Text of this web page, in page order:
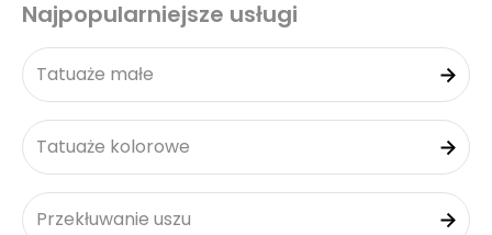
Najpopularniejsze usługi
Tatuaże małe
Tatuaże kolorowe
Przekłuwanie uszu